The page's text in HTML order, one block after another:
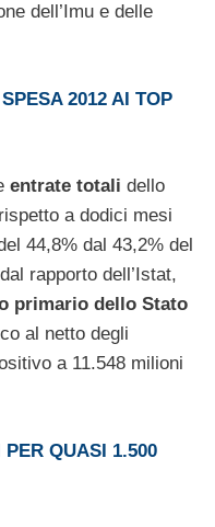
dell’Imu e delle
2012 AI TOP
entrate totali dello
a dodici mesi
44,8% dal 43,2% del
rapporto dell’Istat,
primario dello Stato
al netto degli
a 11.548 milioni
QUASI 1.500